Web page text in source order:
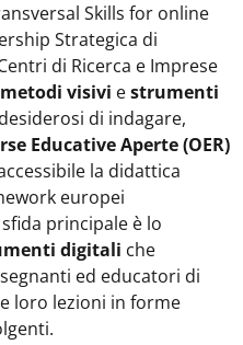
Skills for online
Strategica di
di Ricerca e Imprese
metodi visivi estrumenti
desiderosi di indagare,
Educative Aperte (OER)
la didattica
europei
principale è lo
digitali che
ed educatori di
loro lezioni in forme